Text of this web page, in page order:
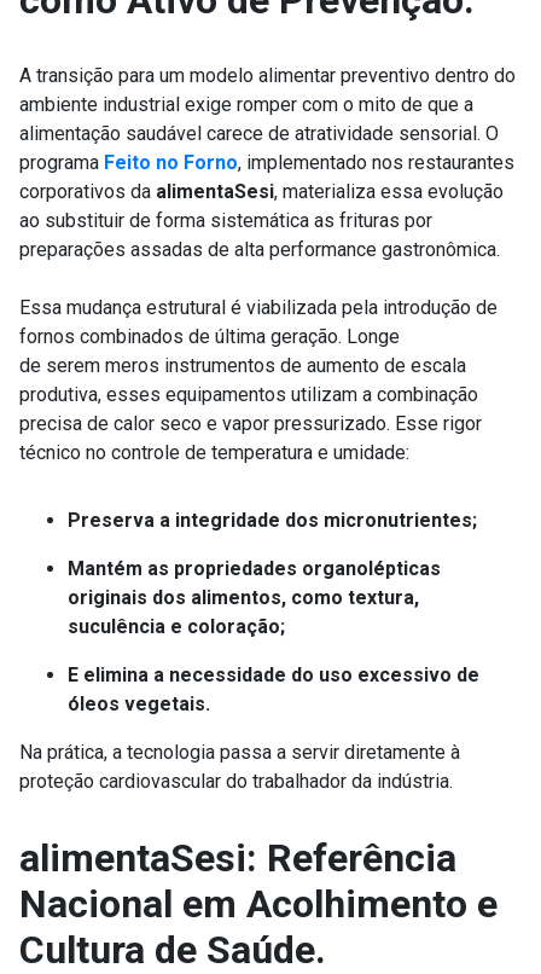
A transição para um modelo alimentar preventivo dentro do
ambiente industrial exige romper com o mito de que a
alimentação saudável carece de atratividade sensorial. O
programa Feito no Forno, implementado nos restaurantes
corporativos da alimentaSesi, materializa essa evolução
ao substituir de forma sistemática as frituras por
preparações assadas de alta performance gastronômica.
Essa mudança estrutural é viabilizada pela introdução de
fornos combinados de última geração. Longe
de serem meros instrumentos de aumento de escala
produtiva, esses equipamentos utilizam a combinação
precisa de calor seco e vapor pressurizado. Esse rigor
técnico no controle de temperatura e umidade:
Preserva a integridade dos micronutrientes;
Mantém as propriedades organolépticas
originais dos alimentos, como textura,
suculência e coloração;
E elimina a necessidade do uso excessivo de
óleos vegetais.
Na prática, a tecnologia passa a servir diretamente à
proteção cardiovascular do trabalhador da indústria.
alimentaSesi: Referência
Nacional em Acolhimento e
Cultura de Saúde.